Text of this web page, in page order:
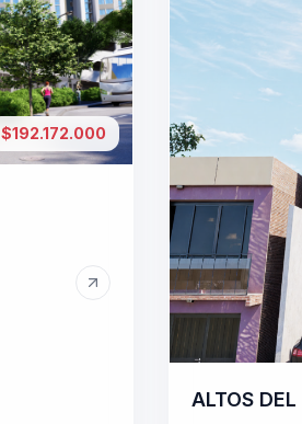
Lobby de bienvenida
Mascotario
$192.172.000
ALTOS